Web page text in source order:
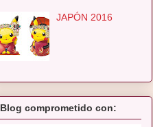
JAPÓN 2016
Blog comprometido con: